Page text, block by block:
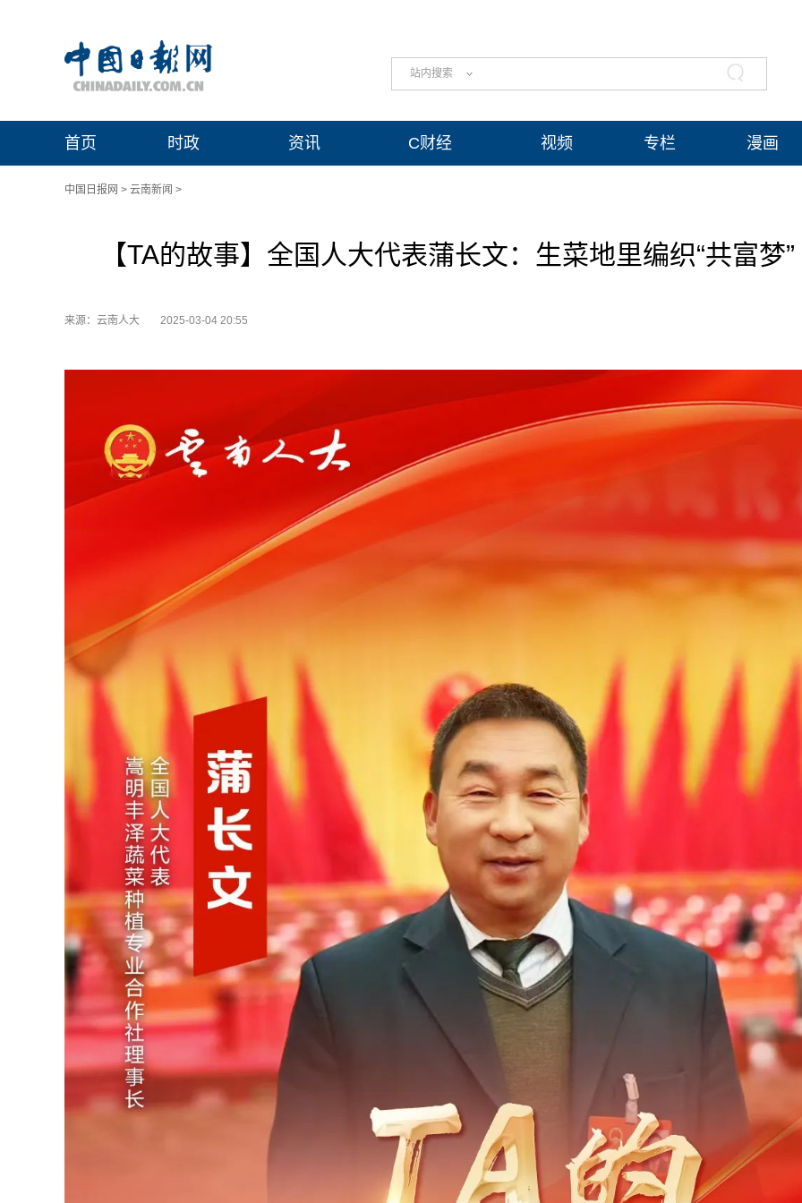
站内搜索
首页 时政 资讯 C财经 视频 专栏 漫画
中国日报网 > 云南新闻 >
【TA的故事】全国人大代表蒲长文：生菜地里编织“共富梦”
来源：云南人大 2025-03-04 20:55